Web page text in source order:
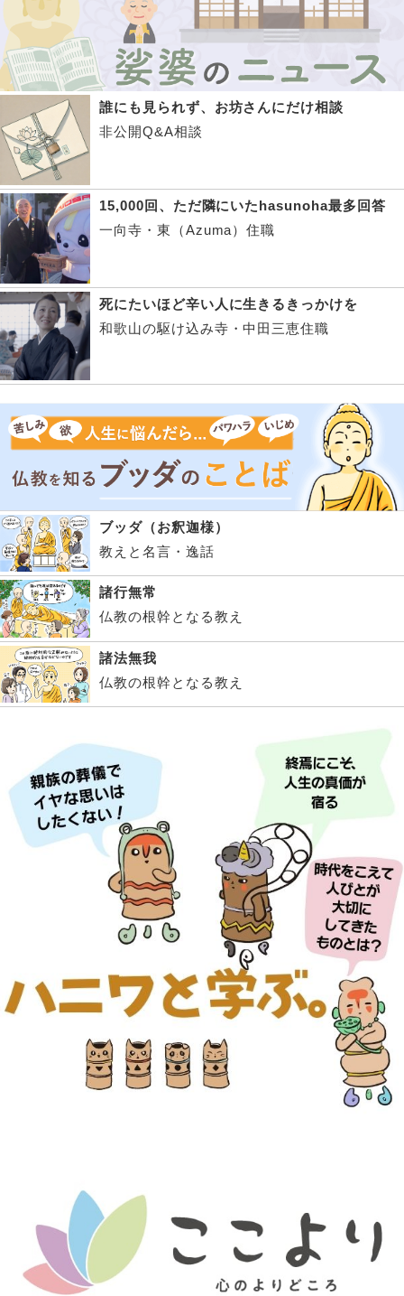
誰にも見られず、お坊さんにだけ相談
非公開Q&A相談
15,000回、ただ隣にいたhasunoha最多回答
一向寺・東（Azuma）住職
死にたいほど辛い人に生きるきっかけを
和歌山の駆け込み寺・中田三恵住職
ブッダ（お釈迦様）
教えと名言・逸話
諸行無常
仏教の根幹となる教え
諸法無我
仏教の根幹となる教え